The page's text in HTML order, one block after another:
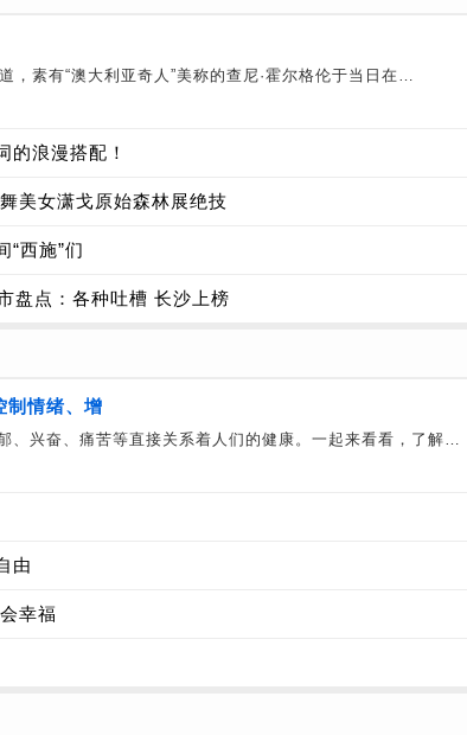
，素有“澳大利亚奇人”美称的查尼·霍尔格伦于当日在…
的浪漫搭配！
美女潇戈原始森林展绝技
“西施”们
盘点：各种吐槽 长沙上榜
制情绪、增
、兴奋、痛苦等直接关系着人们的健康。一起来看看，了解…
由
幸福